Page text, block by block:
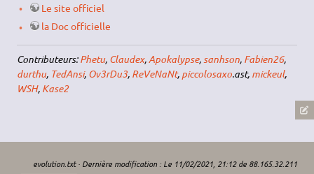
Le site officiel
la Doc officielle
Contributeurs:Phetu, Claudex,Apokalypse,sanhson, Fabien26,
durthu, TedAnsi, Ov3rDu3, ReVeNaNt, piccolosaxo.ast, mickeul,
WSH, Kase2
evolution.txt· Dernière modification : Le 11/02/2021, 21:12 de 88.165.32.211